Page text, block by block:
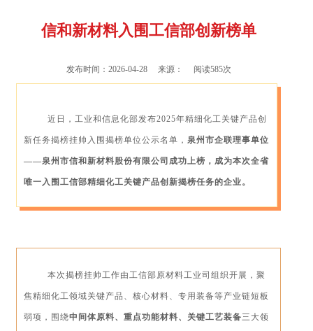
信和新材料入围工信部创新榜单
发布时间：2026-04-28 来源： 阅读585次
近日，工业和信息化部发布2025年精细化工关键产品创
新任务揭榜挂帅入围揭榜单位公示名单，泉州市企联理事单位
——泉州市信和新材料股份有限公司成功上榜，成为本次全省
唯一入围工信部精细化工关键产品创新揭榜任务的企业。
本次揭榜挂帅工作由工信部原材料工业司组织开展，聚
焦精细化工领域关键产品、核心材料、专用装备等产业链短板
弱项，围绕中间体原料、重点功能材料、关键工艺装备三大领